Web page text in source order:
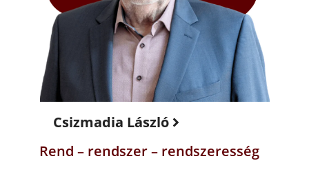
Csizmadia László
Rend – rendszer – rendszeresség